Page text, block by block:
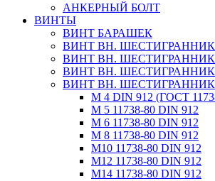
АНКЕРНЫЙ БОЛТ
ВИНТЫ
ВИНТ БАРАШЕК
ВИНТ ВН.
ВИНТ ВН. ШЕСТИГРАННИК
ВИНТ ВН.
ВИНТ ВН.
М 4 DIN 912 (ГОСТ
М 5 11738-80 DIN 912
М 6 11738-80 DIN 912
М 8 11738-80 DIN 912
М10 11738-80 DIN 912
М12 11738-80 DIN 912
М14 11738-80 DIN 912